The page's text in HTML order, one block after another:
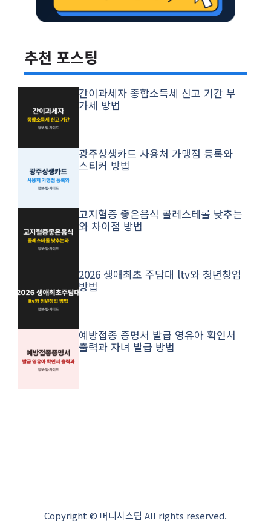
추천 포스팅
간이과세자 종합소득세 신고 기간 부
가세 방법
광주상생카드 사용처 가맹점 등록와
스티커 방법
고지혈증 좋은음식 콜레스테롤 낮추는
와 차이점 방법
2026 생애최초 주담대 ltv와 청년창업
방법
예방접종 증명서 발급 영유아 확인서
출력과 자녀 발급 방법
Copyright © 머니시스팁 All rights reserved.